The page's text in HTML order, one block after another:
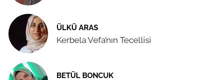
ÜLKÜ ARAS
Kerbela Vefa’nın Tecellisi
BETÜL BONCUK